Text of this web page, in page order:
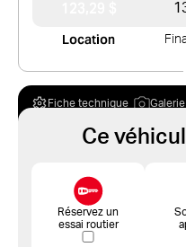
Location
Fiche technique
Ce
Réservez un
essai routier